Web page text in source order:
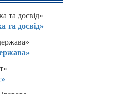
та досвід»